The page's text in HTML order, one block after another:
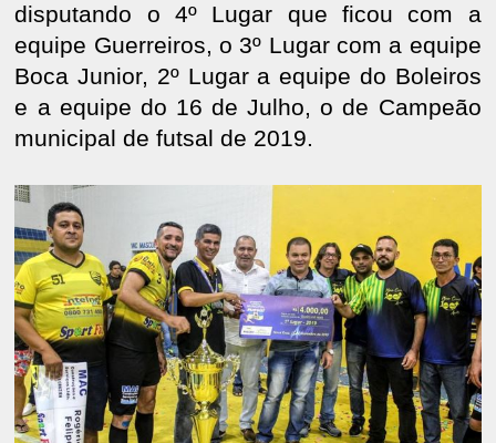
disputando o 4º Lugar que ficou com a
equipe Guerreiros, o 3º Lugar com a equipe
Boca Junior, 2º Lugar a equipe do Boleiros
e a equipe do 16 de Julho, o de Campeão
municipal de futsal de 2019.